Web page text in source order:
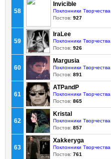
58
Invicible
Поклонники Творчества
Постов: 927
59
IraLee
Поклонники Творчества
Постов: 926
60
Margusia
Поклонники Творчества
Постов: 891
61
ATPandP
Поклонники Творчества
Постов: 865
62
Kristal
Поклонники Творчества
Постов: 857
63
Xakkeryga
Поклонники Творчества
Постов: 761